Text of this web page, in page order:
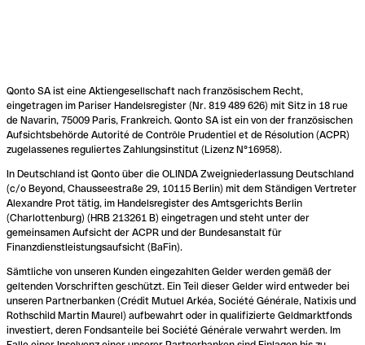
Qonto SA ist eine Aktiengesellschaft nach französischem Recht,
eingetragen im Pariser Handelsregister (Nr. 819 489 626) mit Sitz in 18 rue
de Navarin, 75009 Paris, Frankreich. Qonto SA ist ein von der französischen
Aufsichtsbehörde Autorité de Contrôle Prudentiel et de Résolution (ACPR)
zugelassenes reguliertes Zahlungsinstitut (Lizenz N°16958).
In Deutschland ist Qonto über die OLINDA Zweigniederlassung Deutschland
(c/o Beyond, Chausseestraße 29, 10115 Berlin) mit dem Ständigen Vertreter
Alexandre Prot tätig, im Handelsregister des Amtsgerichts Berlin
(Charlottenburg) (HRB 213261 B) eingetragen und steht unter der
gemeinsamen Aufsicht der ACPR und der Bundesanstalt für
Finanzdienstleistungsaufsicht (BaFin).
Sämtliche von unseren Kunden eingezahlten Gelder werden gemäß der
geltenden Vorschriften geschützt. Ein Teil dieser Gelder wird entweder bei
unseren Partnerbanken (Crédit Mutuel Arkéa, Société Générale, Natixis und
Rothschild Martin Maurel) aufbewahrt oder in qualifizierte Geldmarktfonds
investiert, deren Fondsanteile bei Société Générale verwahrt werden. Im